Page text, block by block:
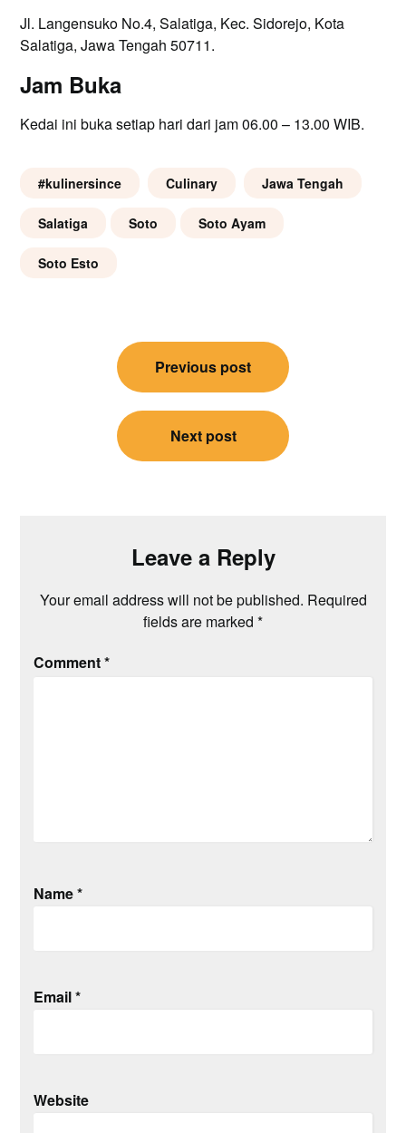
Jl. Langensuko No.4, Salatiga, Kec. Sidorejo, Kota
Salatiga, Jawa Tengah 50711.
Jam Buka
Kedai ini buka setiap hari dari jam 06.00 – 13.00 WIB.
#kulinersince Culinary Jawa Tengah
Salatiga Soto Soto Ayam
Soto Esto
navigation
Previous post
Next post
Leave a Reply
Your email address will not be published. Required
fields are marked *
Comment*
Name*
Email*
Website